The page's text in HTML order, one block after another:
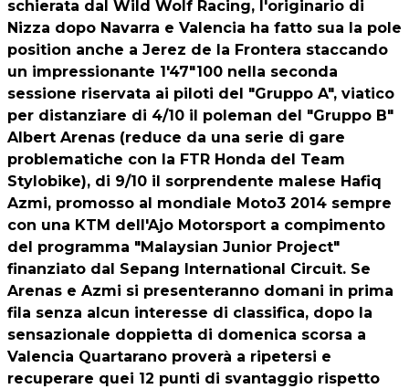
schierata dal Wild Wolf Racing, l'originario di
Nizza dopo Navarra e Valencia ha fatto sua la pole
position anche a Jerez de la Frontera staccando
un impressionante 1'47"100 nella seconda
sessione riservata ai piloti del "Gruppo A", viatico
per distanziare di 4/10 il poleman del "Gruppo B"
Albert Arenas (reduce da una serie di gare
problematiche con la FTR Honda del Team
Stylobike), di 9/10 il sorprendente malese Hafiq
Azmi, promosso al mondiale Moto3 2014 sempre
con una KTM dell'Ajo Motorsport a compimento
del programma "Malaysian Junior Project"
finanziato dal Sepang International Circuit. Se
Arenas e Azmi si presenteranno domani in prima
fila senza alcun interesse di classifica, dopo la
sensazionale doppietta di domenica scorsa a
Valencia Quartarano proverà a ripetersi e
recuperare quei 12 punti di svantaggio rispetto